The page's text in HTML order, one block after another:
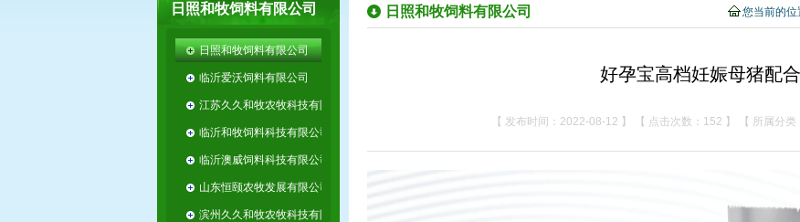
日照和牧饲料有限公司
日照和牧饲料有限公司
临沂爱沃饲料有限公司
江苏久久和牧农牧科技有限公司
临沂和牧饲料科技有限公司（原平邑和牧）
临沂澳威饲料科技有限公司
山东恒颐农牧发展有限公司
滨州久久和牧农牧科技有限公司
日照和牧饲料有限公司 您当前的位
好孕宝高档妊娠母猪配
【 发布时间：2022-08-12 】 【 点击次数：152 】 【 所属分类